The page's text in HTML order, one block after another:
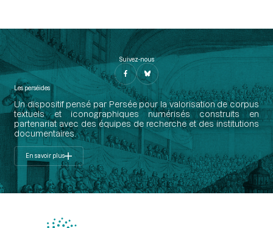
Suivez-nous
Les perséides
Un dispositif pensé par Persée pour la valorisation de corpus
textuels et iconographiques numérisés construits en
partenariat avec des équipes de recherche et des institutions
documentaires.
En savoir plus